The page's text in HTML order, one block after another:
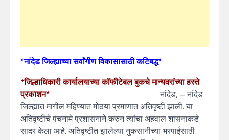
*नांदेड जिल्ह्याच्या सर्वांगीण विकासासाठी कटिबद्ध*
*जिल्हाधिकारी कार्यालयाच्या कॉफीटेबल बुकचे मान्यवरांच्या हस्ते
प्रकाशन*
नांदेड, – नांदेड
जिल्ह्यात मागील महिण्यात मोठया प्रमाणात अतिवृष्टी झाली. या
अतिवृष्टीचे पंचनामे प्रशासनाने करुन त्यांचा अहवाल शासनाकडे
सादर केला आहे. अतिवृष्टीत झालेल्या नुकसानीच्या भरपाईसाठी